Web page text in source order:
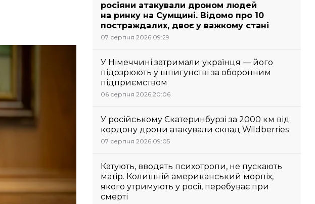
International
в ударних
росіяни атакували дроном людей
на ринку на Сумщині. Відомо про 10
постраждалих, двоє у важкому стані
07 серпня 2026 09:29
У Німеччині затримали українця — його
підозрюють у шпигунстві за оборонним
підприємством
06 серпня 2026 20:06
У російському Єкатеринбурзі за 2000 км від
кордону дрони атакували склад Wildberries
07 серпня 2026 09:05
Катують, вводять психотропи, не пускають
матір. Колишній американський морпіх,
якого утримують у росії, перебуває при
смерті